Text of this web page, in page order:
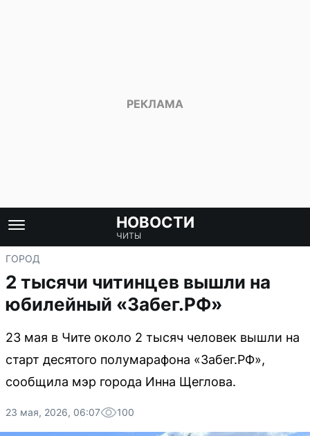
НОВОСТИ
ЧИТЫ
ГОРОД
2 тысячи читинцев вышли на
юбилейный «Забег.РФ»
23 мая в Чите около 2 тысяч человек вышли на
старт десятого полумарафона «Забег.РФ»,
сообщила мэр города Инна Щеглова.
23 мая, 2026, 06:07 100